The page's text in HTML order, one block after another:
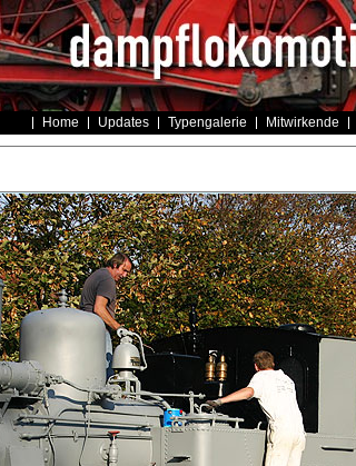
Home Updates Typengalerie Mitwirkende